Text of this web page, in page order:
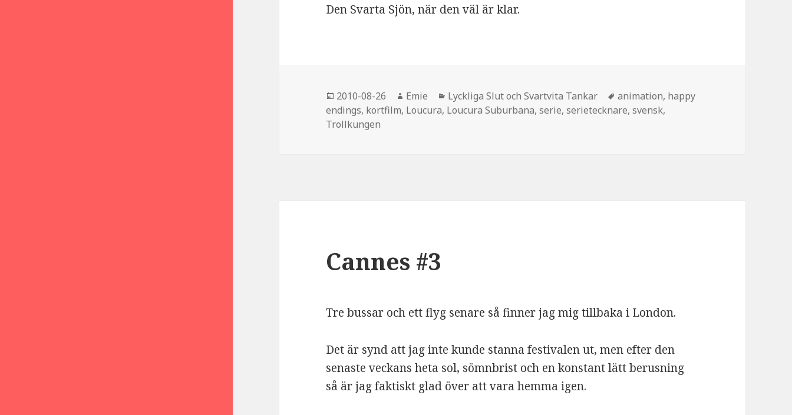
Den Svarta Sjön, när den väl är klar.
Postat
2010-08-26 Författare
Emie Kategorier
Lyckliga Slut och Svartvita Tankar Taggar
animation, happy
endings, kortfilm, Loucura, Loucura Suburbana,serie,serietecknare,svensk,
Trollkungen
Cannes #3
Tre bussar och ett flyg senare så finner jag mig tillbaka i London.
Det är synd att jag inte kunde stanna festivalen ut, men efter den
senaste veckans heta sol, sömnbrist och en konstant lätt berusning
så är jag faktiskt glad över att vara hemma igen.